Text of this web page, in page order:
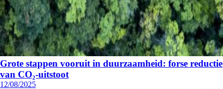
Grote stappen vooruit in duurzaamheid: forse reductie
van CO₂-uitstoot
12/08/2025